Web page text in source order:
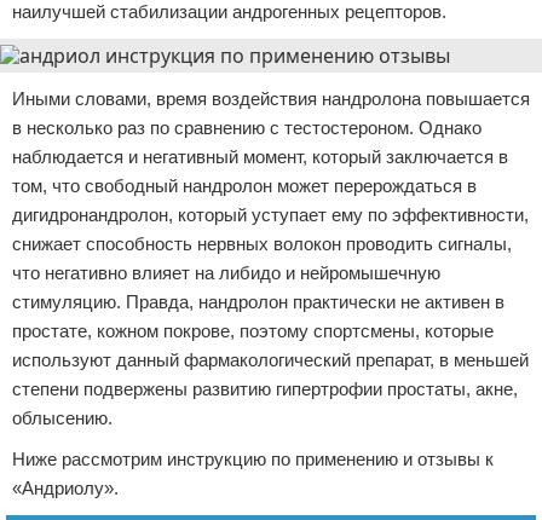
наилучшей стабилизации андрогенных рецепторов.
Иными словами, время воздействия нандролона повышается
в несколько раз по сравнению с тестостероном. Однако
наблюдается и негативный момент, который заключается в
том, что свободный нандролон может перерождаться в
дигидронандролон, который уступает ему по эффективности,
снижает способность нервных волокон проводить сигналы,
что негативно влияет на либидо и нейромышечную
стимуляцию. Правда, нандролон практически не активен в
простате, кожном покрове, поэтому спортсмены, которые
используют данный фармакологический препарат, в меньшей
степени подвержены развитию гипертрофии простаты, акне,
облысению.
Ниже рассмотрим инструкцию по применению и отзывы к
«Андриолу».